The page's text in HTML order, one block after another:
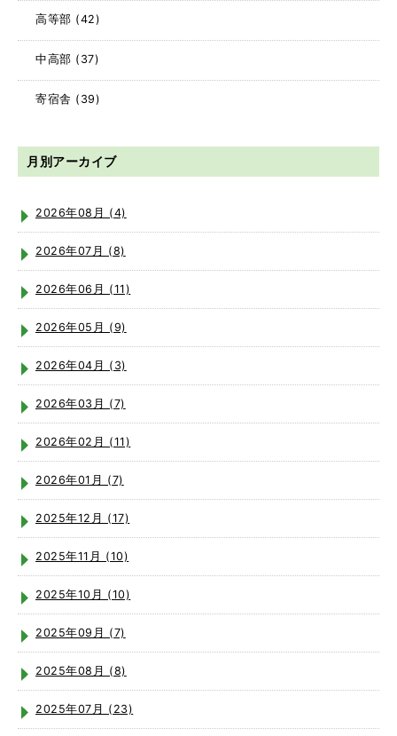
高等部 (42)
中高部 (37)
寄宿舎 (39)
月別アーカイブ
2026年08月 (4)
2026年07月 (8)
2026年06月 (11)
2026年05月 (9)
2026年04月 (3)
2026年03月 (7)
2026年02月 (11)
2026年01月 (7)
2025年12月 (17)
2025年11月 (10)
2025年10月 (10)
2025年09月 (7)
2025年08月 (8)
2025年07月 (23)